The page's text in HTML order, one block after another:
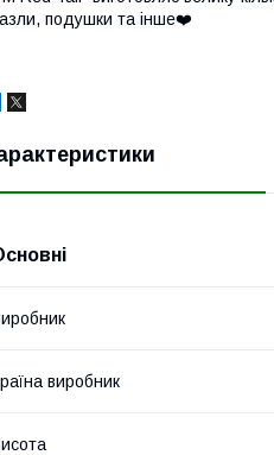
подушки та інше❤️
виробник